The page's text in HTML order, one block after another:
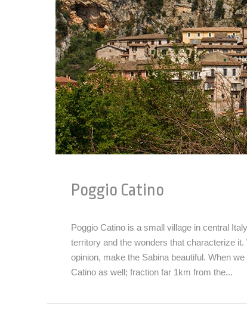
Poggio Catino
Poggio Catino is a small village in central
territory and the wonders that characterize
opinion, make the Sabina beautiful. When
Catino as well; fraction far 1km from the...